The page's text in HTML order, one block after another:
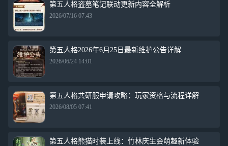
第五人格盗墓笔记联动更新内容全解析
2026/07/16 07:43
第五人格2026年6月25日最新维护公告详解
2026/06/24 14:01
第五人格共研服申请攻略：玩家资格与流程详解
2026/08/05 07:41
第五人格熊猫时装上线：竹林庆生会萌趣新体验